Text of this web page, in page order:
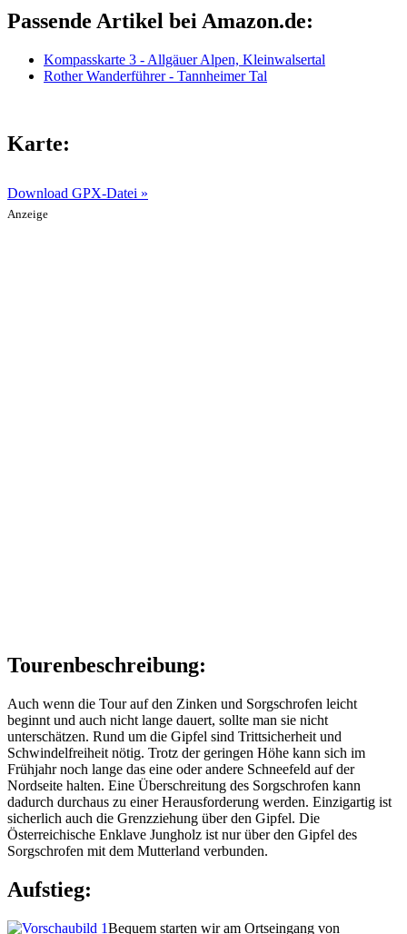
Passende Artikel bei Amazon.de:
Kompasskarte 3 - Allgäuer Alpen, Kleinwalsertal
Rother Wanderführer - Tannheimer Tal
Karte:
Download GPX-Datei »
Anzeige
Tourenbeschreibung:
Auch wenn die Tour auf den Zinken und Sorgschrofen leicht
beginnt und auch nicht lange dauert, sollte man sie nicht
unterschätzen. Rund um die Gipfel sind Trittsicherheit und
Schwindelfreiheit nötig. Trotz der geringen Höhe kann sich im
Frühjahr noch lange das eine oder andere Schneefeld auf der
Nordseite halten. Eine Überschreitung des Sorgschrofen kann
dadurch durchaus zu einer Herausforderung werden. Einzigartig ist
sicherlich auch die Grenzziehung über den Gipfel. Die
Österreichische Enklave Jungholz ist nur über den Gipfel des
Sorgschrofen mit dem Mutterland verbunden.
Aufstieg:
Bequem starten wir am Ortseingang von